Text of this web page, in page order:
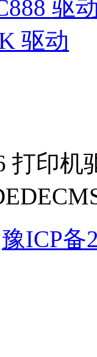
驱
驱动
打印
豫ICP备